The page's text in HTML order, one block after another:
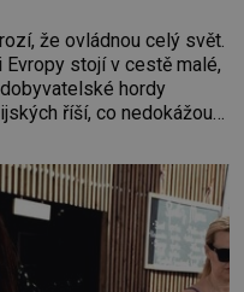
že ovládnou celý svět.
stojí v cestě malé,
hordy
říší, co nedokážou
a Azovského